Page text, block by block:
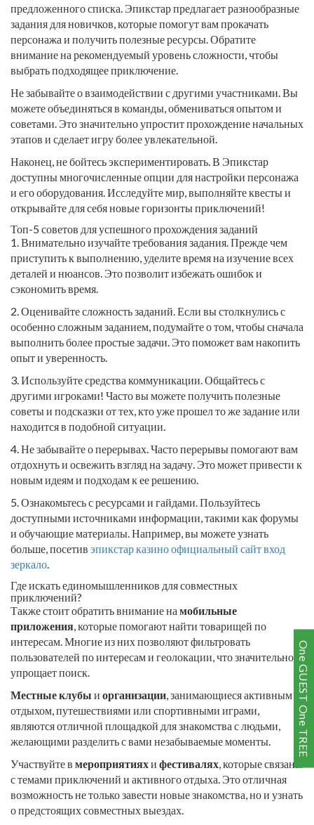
предложенного списка. Эпикстар предлагает разнообразные
задания для новичков, которые помогут вам прокачать
персонажа и получить полезные ресурсы. Обратите
внимание на рекомендуемый уровень сложности, чтобы
выбрать подходящее приключение.
Не забывайте о взаимодействии с другими участниками. Вы
можете объединяться в команды, обмениваться опытом и
советами. Это значительно упростит прохождение начальных
этапов и сделает игру более увлекательной.
Наконец, не бойтесь экспериментировать. В Эпикстар
доступны многочисленные опции для настройки персонажа
и его оборудования. Исследуйте мир, выполняйте квесты и
открывайте для себя новые горизонты приключений!
Топ-5 советов для успешного прохождения заданий
1. Внимательно изучайте требования задания. Прежде чем
приступить к выполнению, уделите время на изучение всех
деталей и нюансов. Это позволит избежать ошибок и
сэкономить время.
2. Оценивайте сложность заданий. Если вы столкнулись с
особенно сложным заданием, подумайте о том, чтобы сначала
выполнить более простые задачи. Это поможет вам накопить
опыт и уверенность.
3. Используйте средства коммуникации. Общайтесь с
другими игроками! Часто вы можете получить полезные
советы и подсказки от тех, кто уже прошел то же задание или
находится в подобной ситуации.
4. Не забывайте о перерывах. Часто перерывы помогают вам
отдохнуть и освежить взгляд на задачу. Это может привести к
новым идеям и подходам к ее решению.
5. Ознакомьтесь с ресурсами и гайдами. Пользуйтесь
доступными источниками информации, такими как форумы
и обучающие материалы. Например, вы можете узнать
больше, посетив эпикстар казино официальный сайт вход
зеркало.
Где искать единомышленников для совместных
приключений?
Также стоит обратить внимание на мобильные
приложения, которые помогают найти товарищей по
интересам. Многие из них позволяют фильтровать
пользователей по интересам и геолокации, что значительно
упрощает поиск.
Местные клубы и организации, занимающиеся активным
отдыхом, путешествиями или спортивными играми,
являются отличной площадкой для знакомства с людьми,
желающими разделить с вами незабываемые моменты.
Участвуйте в мероприятияхи фестивалях, которые связаны
с темами приключений и активного отдыха. Это отличная
возможность не только завести новые знакомства, но и узнать
о предстоящих совместных выездах.
One GUEST One TREE